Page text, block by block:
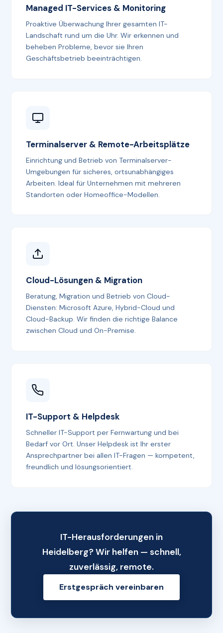
Managed IT-Services & Monitoring
Proaktive Überwachung Ihrer gesamten IT-
Landschaft rund um die Uhr. Wir erkennen und
beheben Probleme, bevor sie Ihren
Geschäftsbetrieb beeinträchtigen.
Terminalserver & Remote-Arbeitsplätze
Einrichtung und Betrieb von Terminalserver-
Umgebungen für sicheres, ortsunabhängiges
Arbeiten. Ideal für Unternehmen mit mehreren
Standorten oder Homeoffice-Modellen.
Cloud-Lösungen & Migration
Beratung, Migration und Betrieb von Cloud-
Diensten: Microsoft Azure, Hybrid-Cloud und
Cloud-Backup. Wir finden die richtige Balance
zwischen Cloud und On-Premise.
IT-Support & Helpdesk
Schneller IT-Support per Fernwartung und bei
Bedarf vor Ort. Unser Helpdesk ist Ihr erster
Ansprechpartner bei allen IT-Fragen — kompetent,
freundlich und lösungsorientiert.
IT-Herausforderungen in
Heidelberg? Wir helfen — schnell,
zuverlässig, remote.
Erstgespräch vereinbaren